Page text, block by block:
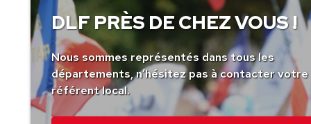
DLF PRÈS DE CHEZ VOUS !
Nous sommes représentés dans tous les
départements, n’hésitez pas à contacter votre
référent local.